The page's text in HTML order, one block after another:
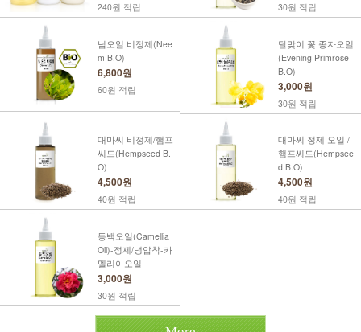
240원 적립 30원 적립
님오일 비정제(Nee
m B.O)
6,800원
60원 적립
달맞이 꽃 종자오일
(Evening Primrose
B.O)
3,000원
30원 적립
대마씨 비정제/햄프
씨드(Hempseed B.
O)
4,500원
40원 적립
대마씨 정제 오일 /
햄프씨드(Hempsee
d B.O)
4,500원
40원 적립
동백오일(Camellia
Oil)-정제/냉압착-카
멜리아오일
3,000원
30원 적립